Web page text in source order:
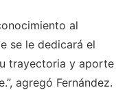
al
se le dedicará el
trayectoria y aporte
agregó Fernández.